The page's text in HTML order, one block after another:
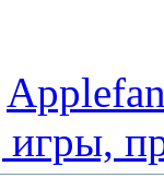
игры,